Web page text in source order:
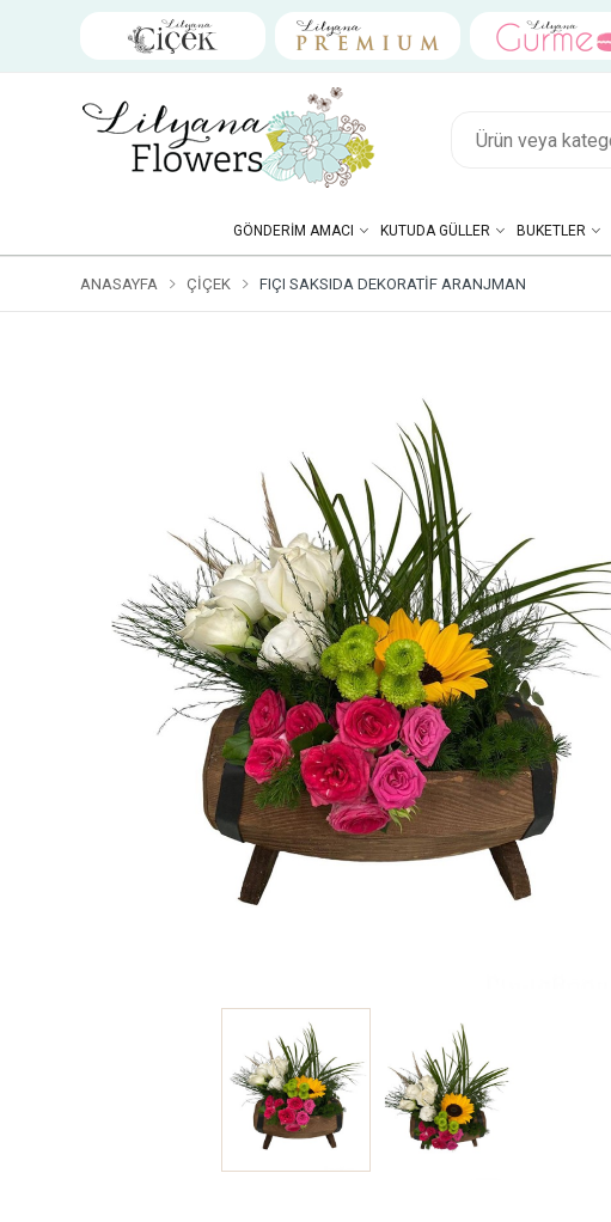
GÖNDERIM AMACI KUTUDA GÜLLER BUKETLER
ANASAYFA ÇIÇEK FIÇI SAKSIDA DEKORATIF ARANJMAN